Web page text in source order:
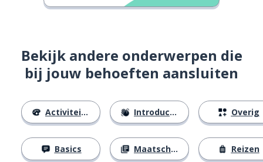
Bekijk andere onderwerpen die
bij jouw behoeften aansluiten
Activiteiten
Basics
Introducties
Maatschappij
Overig
Reizen